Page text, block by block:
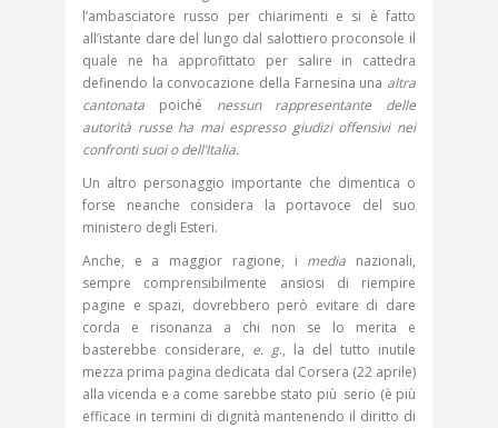
l’ambasciatore russo per chiarimenti e si è fatto
all’istante dare del lungo dal salottiero proconsole il
quale ne ha approfittato per salire in cattedra
definendo la convocazione della Farnesina una altra
cantonata poiché nessun rappresentante delle
autorità russe ha mai espresso giudizi offensivi nei
confronti suoi o dell’Italia.
Un altro personaggio importante che dimentica o
forse neanche considera la portavoce del suo
ministero degli Esteri.
Anche, e a maggior ragione, i media nazionali,
sempre comprensibilmente ansiosi di riempire
pagine e spazi, dovrebbero però evitare di dare
corda e risonanza a chi non se lo merita e
basterebbe considerare, e. g., la del tutto inutile
mezza prima pagina dedicata dal Corsera (22 aprile)
alla vicenda e a come sarebbe stato più serio (è più
efficace in termini di dignità mantenendo il diritto di